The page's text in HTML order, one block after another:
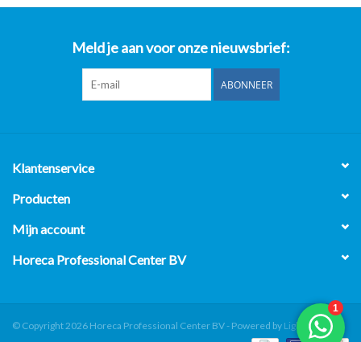
Meld je aan voor onze nieuwsbrief:
ABONNEER
Klantenservice
Producten
Mijn account
Horeca Professional Center BV
© Copyright 2026 Horeca Professional Center BV - Powered by Lightspeed